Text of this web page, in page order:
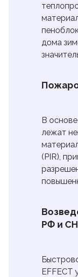
дома
В
лежат
(PIR),
РФ и
EFFECT